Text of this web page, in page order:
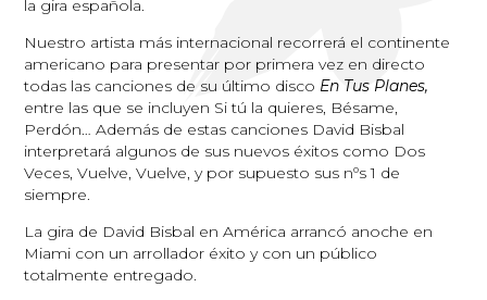
la gira española.
Nuestro artista más internacional recorrerá el continente
americano para presentar por primera vez en directo
todas las canciones de su último disco En Tus Planes,
entre las que se incluyen Si tú la quieres, Bésame,
Perdón… Además de estas canciones David Bisbal
interpretará algunos de sus nuevos éxitos como Dos
Veces, Vuelve, Vuelve, y por supuesto sus nºs 1 de
siempre.
La gira de David Bisbal en América arrancó anoche en
Miami con un arrollador éxito y con un público
totalmente entregado.